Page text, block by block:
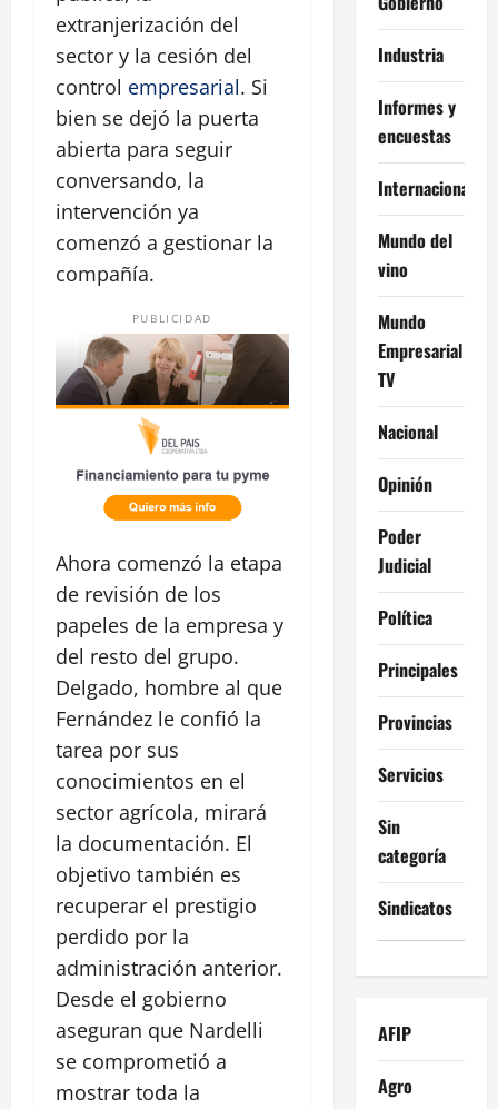
extranjerización del
sector y la cesión del
control empresarial. Si
bien se dejó la puerta
abierta para seguir
conversando, la
intervención ya
comenzó a gestionar la
compañía.
PUBLICIDAD
Ahora comenzó la etapa
de revisión de los
papeles de la empresa y
del resto del grupo.
Delgado, hombre al que
Fernández le confió la
tarea por sus
conocimientos en el
sector agrícola, mirará
la documentación. El
objetivo también es
recuperar el prestigio
perdido por la
administración anterior.
Desde el gobierno
aseguran que Nardelli
se comprometió a
mostrar toda la
Industria
Informes y
encuestas
Internacional
Mundo del
vino
Mundo
Empresarial
TV
Nacional
Opinión
Poder
Judicial
Política
Principales
Provincias
Servicios
Sin
categoría
Sindicatos
AFIP
Agro